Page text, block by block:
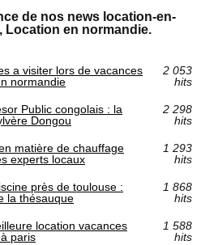
de nos news location-en-
Location en normandie.
a visiter lors de vacances
normandie
2 053
hits
Public congolais : la
Dongou
2 298
hits
matière de chauffage
experts locaux
1 293
hits
près de toulouse :
la thésauque
1 868
hits
location vacances
paris
1 588
hits